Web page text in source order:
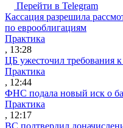
Перейти в Telegram
Кассация разрешила
по еврооблигациям
Практика
, 13:28
ЦБ ужесточил требования
Практика
, 12:44
ФНС подала новый иск о
Практика
, 12:17